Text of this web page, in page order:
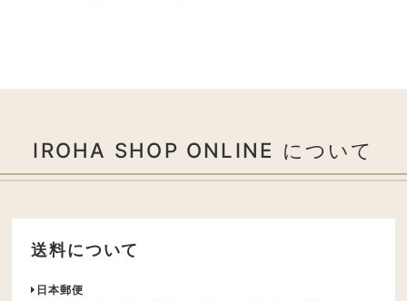
IROHA SHOP ONLINE について
送料について
日本郵便